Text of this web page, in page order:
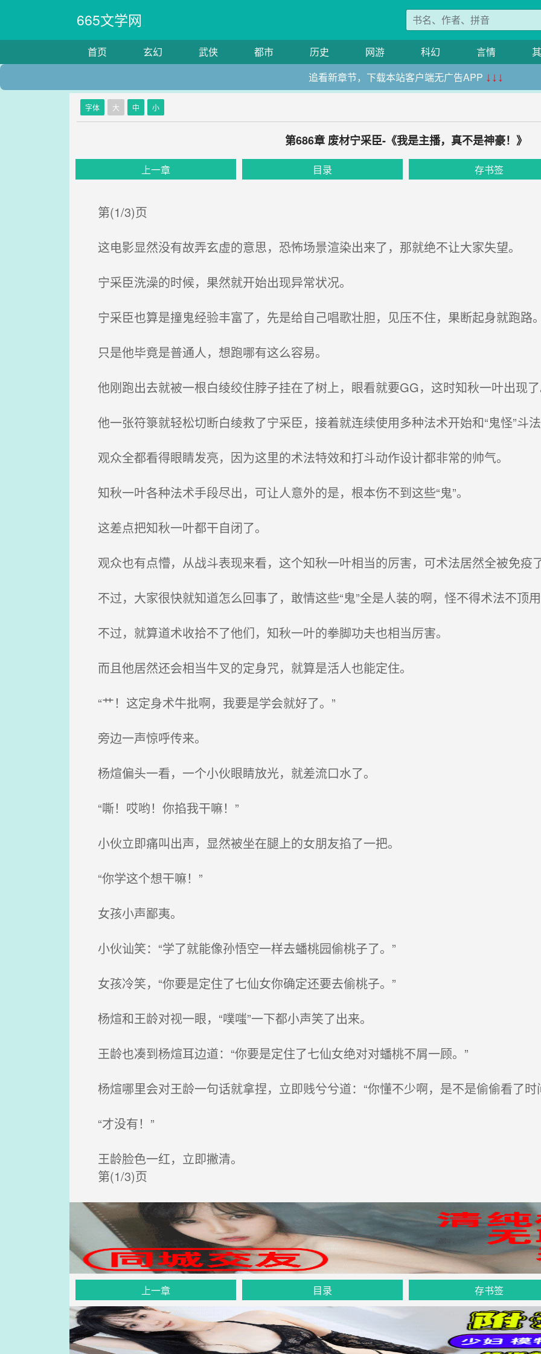
665文学网
首页 玄幻 武侠 都市 历史 网游 科幻 言情
追看新章节，下载本站客户端无广告APP ↓↓↓
字体 大 中 小
第686章 废材宁采臣-《我是主播，真不是神豪！》
上一章 目录 存书签
第(1/3)页
这电影显然没有故弄玄虚的意思，恐怖场景渲染出来了，那就绝不让大家失望。
宁采臣洗澡的时候，果然就开始出现异常状况。
宁采臣也算是撞鬼经验丰富了，先是给自己唱歌壮胆，见压不住，果断起身就跑路
只是他毕竟是普通人，想跑哪有这么容易。
他刚跑出去就被一根白绫绞住脖子挂在了树上，眼看就要GG，这时知秋一叶出现
他一张符箓就轻松切断白绫救了宁采臣，接着就连续使用多种法术开始和“鬼怪”斗
观众全都看得眼睛发亮，因为这里的术法特效和打斗动作设计都非常的帅气。
知秋一叶各种法术手段尽出，可让人意外的是，根本伤不到这些“鬼”。
这差点把知秋一叶都干自闭了。
观众也有点懵，从战斗表现来看，这个知秋一叶相当的厉害，可术法居然全被免疫
不过，大家很快就知道怎么回事了，敢情这些“鬼”全是人装的啊，怪不得术法不顶
不过，就算道术收拾不了他们，知秋一叶的拳脚功夫也相当厉害。
而且他居然还会相当牛叉的定身咒，就算是活人也能定住。
“艹！这定身术牛批啊，我要是学会就好了。”
旁边一声惊呼传来。
杨煊偏头一看，一个小伙眼睛放光，就差流口水了。
“嘶！哎哟！你掐我干嘛！”
小伙立即痛叫出声，显然被坐在腿上的女朋友掐了一把。
“你学这个想干嘛！”
女孩小声鄙夷。
小伙讪笑：“学了就能像孙悟空一样去蟠桃园偷桃子了。”
女孩冷笑，“你要是定住了七仙女你确定还要去偷桃子。”
杨煊和王龄对视一眼，“噗嗤”一下都小声笑了出来。
王龄也凑到杨煊耳边道：“你要是定住了七仙女绝对对蟠桃不屑一顾。”
杨煊哪里会对王龄一句话就拿捏，立即贱兮兮道：“你懂不少啊，是不是偷偷看了时
“才没有！”
王龄脸色一红，立即撇清。
第(1/3)页
上一章 目录 存书签